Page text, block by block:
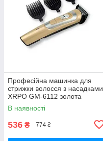
Професійна машинка для
стрижки волосся з насадками
XRPO GM-6112 золота
(4738_200)
В наявності
536 ₴ 774 ₴